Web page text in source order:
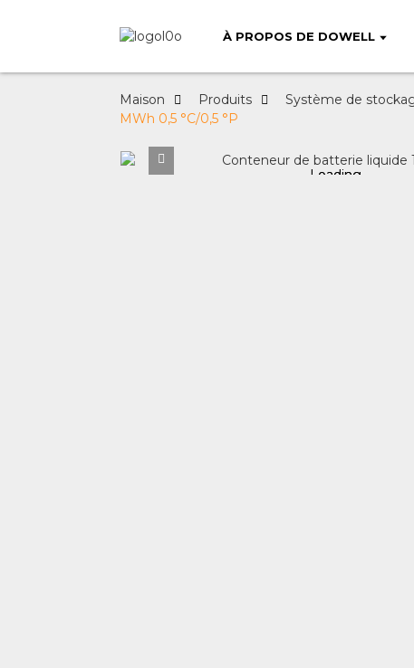
À PROPOS DE DOWELL
Maison Produits Système de
MWh 0,5 °C/0,5 °P
Loading...
Loading...